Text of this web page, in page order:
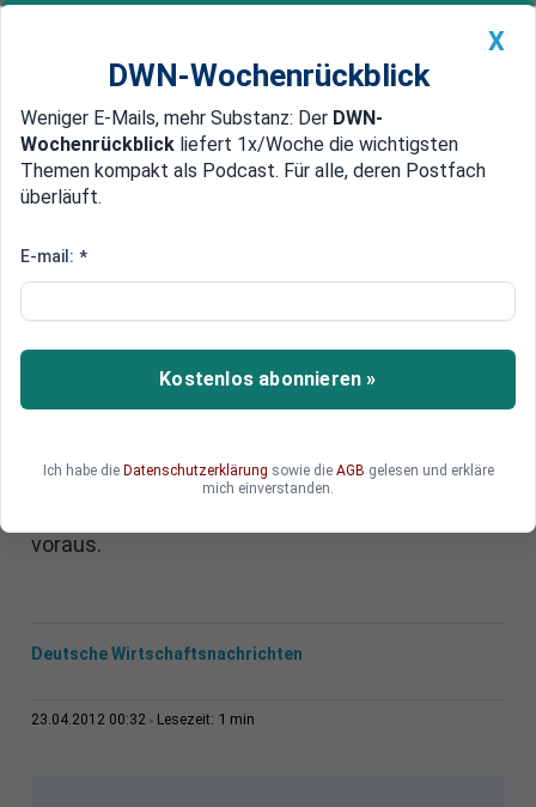
Newsticker MEIN DWN: Geldanlage Premium
Edelmetalle DWN-Magazin China
Flirt mit Merkel wird Sarkozy zum Verhängnis
Umfrage: François Hollande
kann bei Stichwahl mit 54%
rechnen
Der politische Flirt mit Angela Merkel könnte
kosten: Die Analysen des Wahlverhaltens der
verschiedenen Kandidaten sagen einen klaren
voraus.
Deutsche Wirtschaftsnachrichten
23.04.2012 00:32 Lesezeit: 1 min
X
DWN-Wochenrückblick
Weniger E-Mails, mehr Substanz: Der DWN-
Wochenrückblick liefert 1x/Woche die wichtigsten
Themen kompakt als Podcast. Für alle, deren Postfach
überläuft.
E-mail: *
Kostenlos abonnieren »
Ich habe die Datenschutzerklärung sowie die AGB gelesen und erkläre
mich einverstanden.